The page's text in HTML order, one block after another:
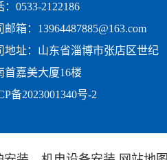
：0533-2122186
邮箱：13964487885@163.com
地址：山东省淄博市张店区世纪
首嘉美大厦16楼
备2023001340号-2